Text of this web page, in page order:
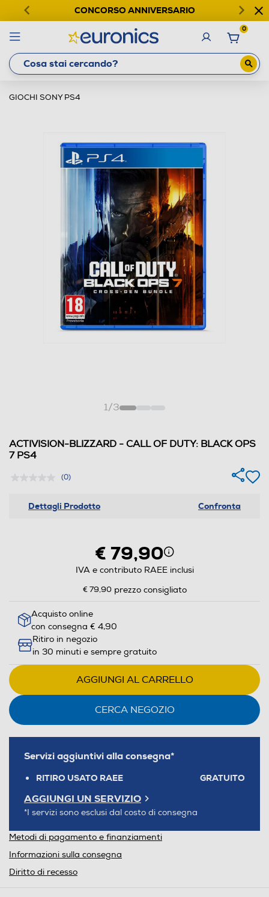
CONCORSO ANNIVERSARIO
0
GIOCHI SONY PS4
1/3
ACTIVISION-BLIZZARD - CALL OF DUTY: BLACK OPS
7 PS4
(0)
Dettagli Prodotto Confronta
€ 79,90
IVA e contributo RAEE inclusi
€ 79,90 prezzo consigliato
Acquisto online
con consegna € 4,90
Ritiro in negozio
in 30 minuti e sempre gratuito
AGGIUNGI AL CARRELLO
CERCA NEGOZIO
Servizi aggiuntivi alla consegna*
RITIRO USATO RAEE GRATUITO
AGGIUNGI UN SERVIZIO
*I servizi sono esclusi dal costo di consegna
Metodi di pagamento e finanziamenti
Informazioni sulla consegna
Diritto di recesso